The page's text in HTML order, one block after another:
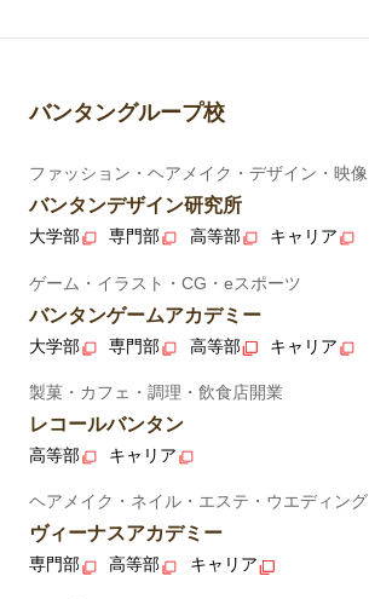
バンタングループ校
ファッション・ヘアメイク・デザイン・映像
バンタンデザイン研究所
大学部 専門部 高等部 キャリア
ゲーム・イラスト・CG・eスポーツ
バンタンゲームアカデミー
大学部 専門部 高等部 キャリア
製菓・カフェ・調理・飲食店開業
レコールバンタン
高等部 キャリア
ヘアメイク・ネイル・エステ・ウエディング
ヴィーナスアカデミー
専門部 高等部 キャリア